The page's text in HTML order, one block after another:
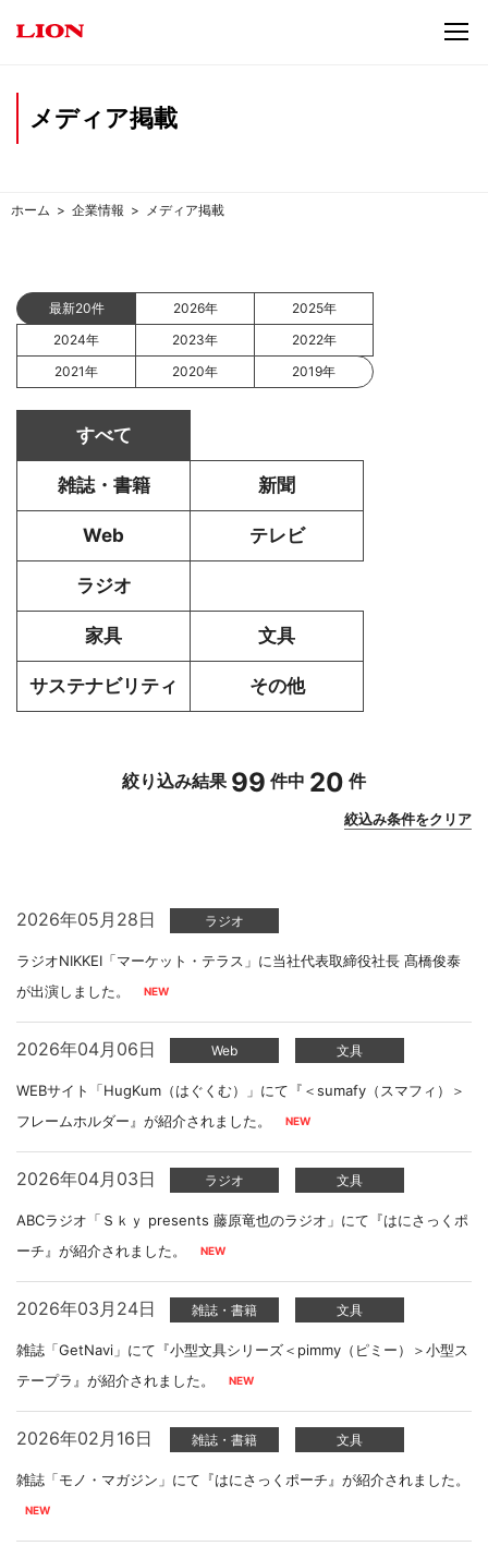
メディア掲載
ホーム 企業情報 メディア掲載
最新20件 2026年
2025年
2024年
2023年
2022年
2021年
2020年 2019年
すべて
雑誌・書籍 新聞
Web テレビ
ラジオ
家具 文具
サステナビリティ その他
絞込み条件をクリア
絞り込み結果 99 件中 20 件
2026年05月28日 ラジオ
ラジオNIKKEI「マーケット・テラス」に当社代表取締役社長 髙橋俊泰
が出演しました。
2026年04月06日 Web 文具
WEBサイト「HugKum（はぐくむ）」にて『＜sumafy（スマフィ）＞
フレームホルダー』が紹介されました。
2026年04月03日 ラジオ 文具
ABCラジオ「Ｓｋｙ presents 藤原竜也のラジオ」にて『はにさっくポ
ーチ』が紹介されました。
2026年03月24日 雑誌・書籍 文具
雑誌「GetNavi」にて『小型文具シリーズ＜pimmy（ピミー）＞小型ス
テープラ』が紹介されました。
2026年02月16日 雑誌・書籍 文具
雑誌「モノ・マガジン」にて『はにさっくポーチ』が紹介されました。